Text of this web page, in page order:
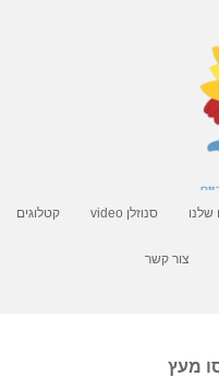
שלנו סנוזלן video קטלוגים
צור קשר
מעץ